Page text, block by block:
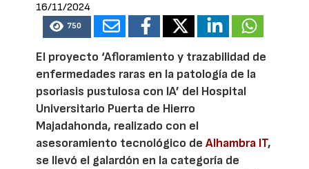
16/11/2024
750
El proyecto ‘Afloramiento y trazabilidad de
enfermedades raras en la patología de la
psoriasis pustulosa con IA’ del Hospital
Universitario Puerta de Hierro
Majadahonda, realizado con el
asesoramiento tecnológico deAlhambra IT,
se llevó el galardón en la categoría de